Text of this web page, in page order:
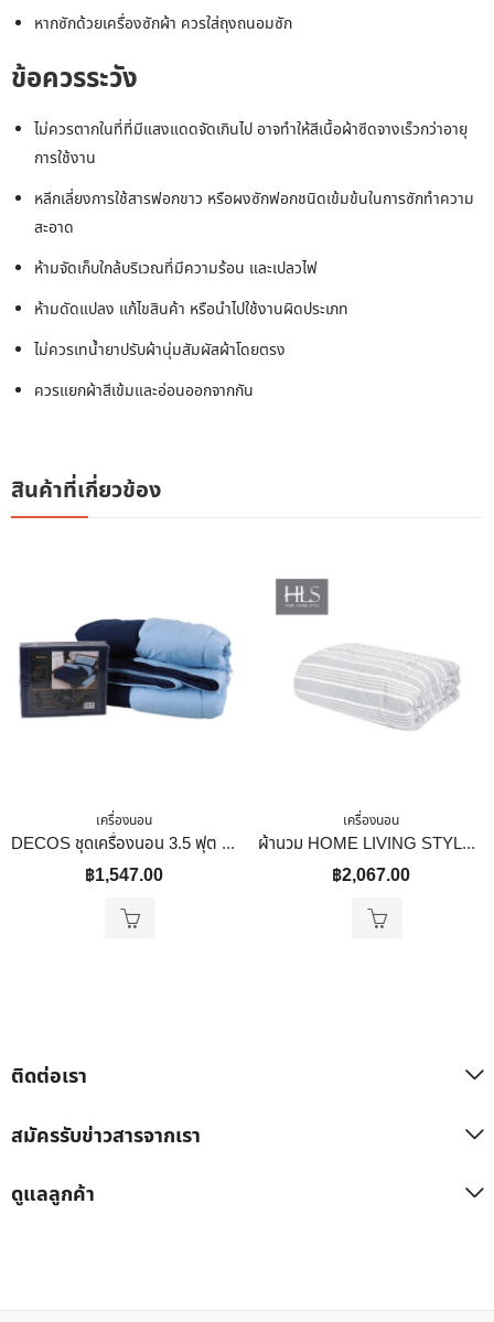
หากซักด้วยเครื่องซักผ้า ควรใส่ถุงถนอมซัก
ข้อควรระวัง
ไม่ควรตากในที่ที่มีแสงแดดจัดเกินไป อาจทำให้สีเนื้อผ้าซีดจางเร็วกว่าอายุ
การใช้งาน
หลีกเลี่ยงการใช้สารฟอกขาว หรือผงซักฟอกชนิดเข้มข้นในการซักทำความ
สะอาด
ห้ามจัดเก็บใกล้บริเวณที่มีความร้อน และเปลวไฟ
ห้ามดัดแปลง แก้ไขสินค้า หรือนำไปใช้งานผิดประเภท
ไม่ควรเทน้ำยาปรับผ้านุ่มสัมผัสผ้าโดยตรง
ควรแยกผ้าสีเข้มและอ่อนออกจากกัน
สินค้าที่เกี่ยวข้อง
เครื่องนอน
DECOS ชุดเครื่องนอน 3.5 ฟุต พร้อมนวม ทูโทน สีกรม
฿1,547.00
เครื่องนอน
ผ้านวม HOME LIVING STYLE HORIZON 70×90 นิ้ว สี GREY
฿2,067.00
ติดต่อเรา
สมัครรับข่าวสารจากเรา
ดูแลลูกค้า